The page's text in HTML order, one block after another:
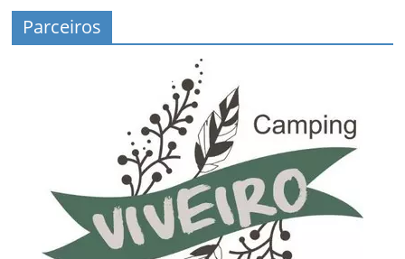
Parceiros